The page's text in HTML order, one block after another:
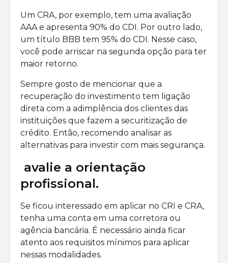
Um CRA, por exemplo, tem uma avaliação
AAA e apresenta 90% do CDI. Por outro lado,
um título BBB tem 95% do CDI. Nesse caso,
você pode arriscar na segunda opção para ter
maior retorno.
Sempre gosto de mencionar que a
recuperação do investimento tem ligação
direta com a adimplência dos clientes das
instituições que fazem a securitização de
crédito. Então, recomendo analisar as
alternativas para investir com mais segurança.
avalie a orientação
profissional.
Se ficou interessado em aplicar no CRI e CRA,
tenha uma conta em uma corretora ou
agência bancária. É necessário ainda ficar
atento aos requisitos mínimos para aplicar
nessas modalidades.